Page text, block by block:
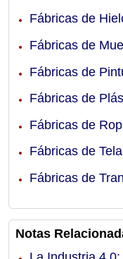
Fábricas de
Fábricas de
Fábricas de
Fábricas de
Fábricas de
Fábricas de
Fábricas de
Notas